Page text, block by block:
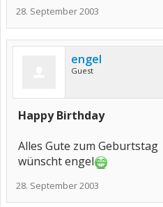
28. September 2003
engel
Guest
Happy Birthday
Alles Gute zum Geburtstag
wünscht engel
28. September 2003